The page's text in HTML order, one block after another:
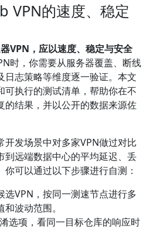
VPN的速度、稳定
VPN，应以速度、稳定与安全
时，你需要从服务器覆盖、断线
日志策略等维度逐一验证。本文
可执行的测试清单，帮助你在不
的结果，并以公开的数据来源佐
开发场景中对多家VPN做过对比
到远端数据中心的平均延迟、丢
可以通过以下步骤进行自测：
选VPN，按同一测速节点进行多
波动范围。
选项，看同一目标仓库的响应时